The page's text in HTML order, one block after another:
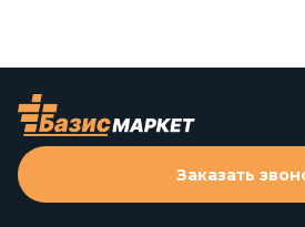
Заказать